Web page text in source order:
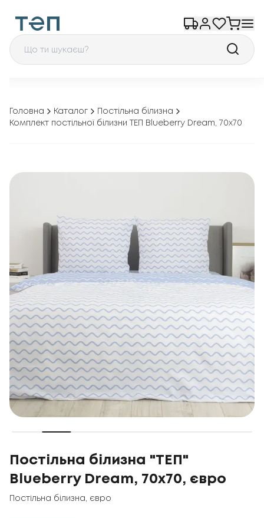
Головна Каталог
Постільна білизна
Комплект постільної білизни ТЕП Blueberry Dream, 70x70
Постільна білизна "ТЕП"
Blueberry Dream, 70x70, євро
Постільна білизна євро